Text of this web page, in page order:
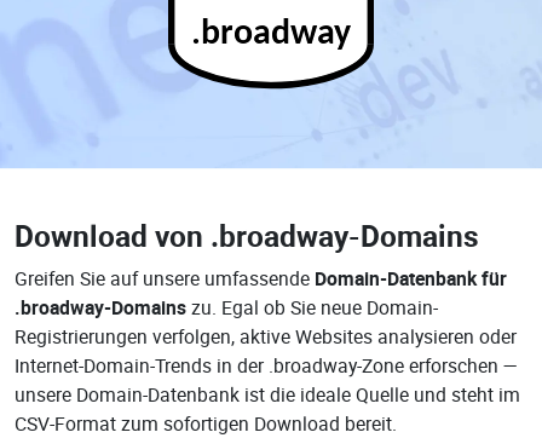
.broadway
Download von .broadway-Domains
Greifen Sie auf unsere umfassende Domain-Datenbank für
.broadway-Domainszu. Egal ob Sie neue Domain-
Registrierungen verfolgen, aktive Websites analysieren oder
Internet-Domain-Trends in der .broadway-Zone erforschen —
unsere Domain-Datenbank ist die ideale Quelle und steht im
CSV-Format zum sofortigen Download bereit.